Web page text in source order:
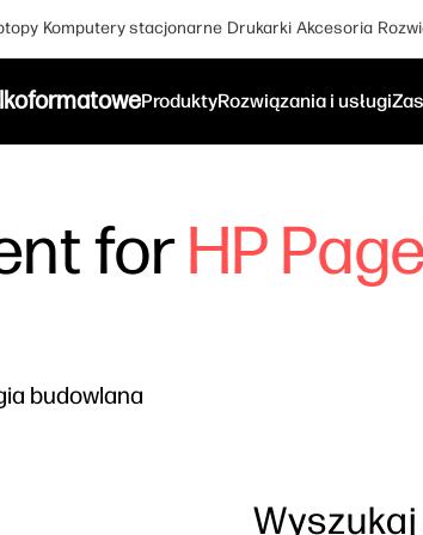
Komputery stacjonarne Drukarki Akcesoria
ProduktyRozwiązania i usługi
forHP
budowlana